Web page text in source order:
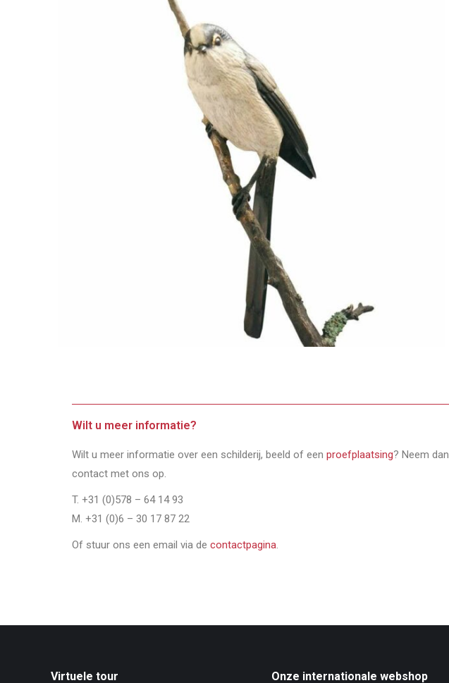
Wilt u meer informatie?
Wilt u meer informatie over een schilderij, beeld of een proefplaatsing? Neem dan
contact met ons op.
T. +31 (0)578 – 64 14 93
M. +31 (0)6 – 30 17 87 22
Of stuur ons een email via de contactpagina.
Virtuele tour Onze internationale webshop